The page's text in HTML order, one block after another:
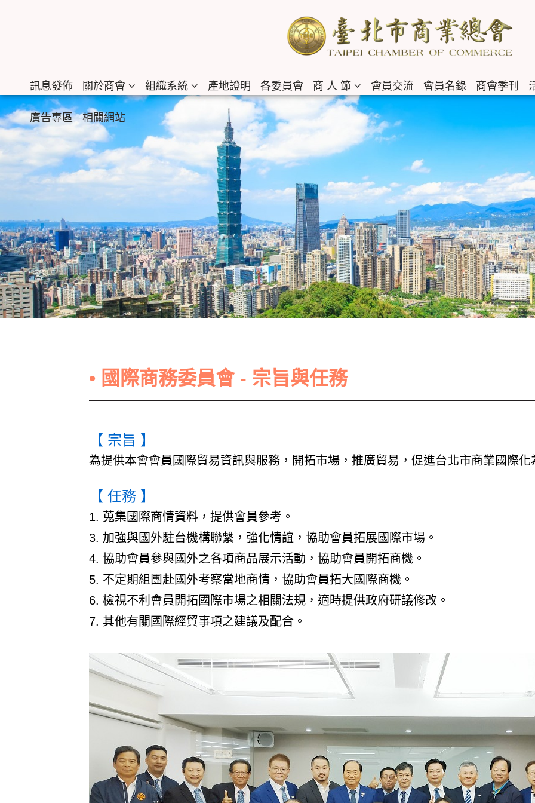
訊息發佈 關於商會 組織系統 產地證明 各委員會 商 人 節 會員交流 會員名錄 商會季刊
廣告專區 相關網站
• 國際商務委員會 - 宗旨與任務
【 宗旨 】
為提供本會會員國際貿易資訊與服務，開拓市場，推廣貿易，促進台北市商業國際化
【 任務 】
1. 蒐集國際商情資料，提供會員參考。
3. 加強與國外駐台機構聯繫，強化情誼，協助會員拓展國際市場。
4. 協助會員參與國外之各項商品展示活動，協助會員開拓商機。
5. 不定期組團赴國外考察當地商情，協助會員拓大國際商機。
6. 檢視不利會員開拓國際市場之相關法規，適時提供政府研議修改。
7. 其他有關國際經貿事項之建議及配合。